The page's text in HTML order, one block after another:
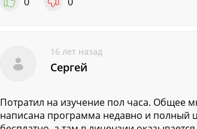
16 лет назад
Сергей
Потратил на изучение пол часа. Общее
написана программа недавно и полный